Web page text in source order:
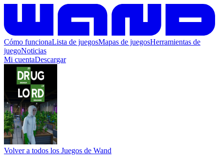
Cómo funcionaLista de juegosMapas de juegosHerramientas de
juegoNoticias
Mi cuentaDescargar
Volver a todos los Juegos de Wand